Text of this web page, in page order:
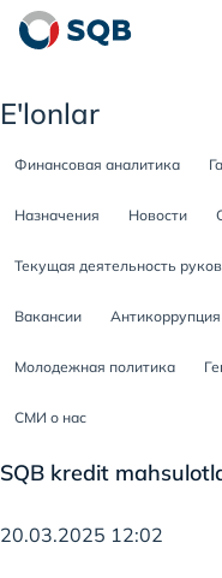
E'lonlar
Финансовая аналитика
Назначения Новости
Текущая деятельность
Вакансии Антикоррупция
Молодежная политика
СМИ о нас
SQB kredit
20.03.2025 12:02